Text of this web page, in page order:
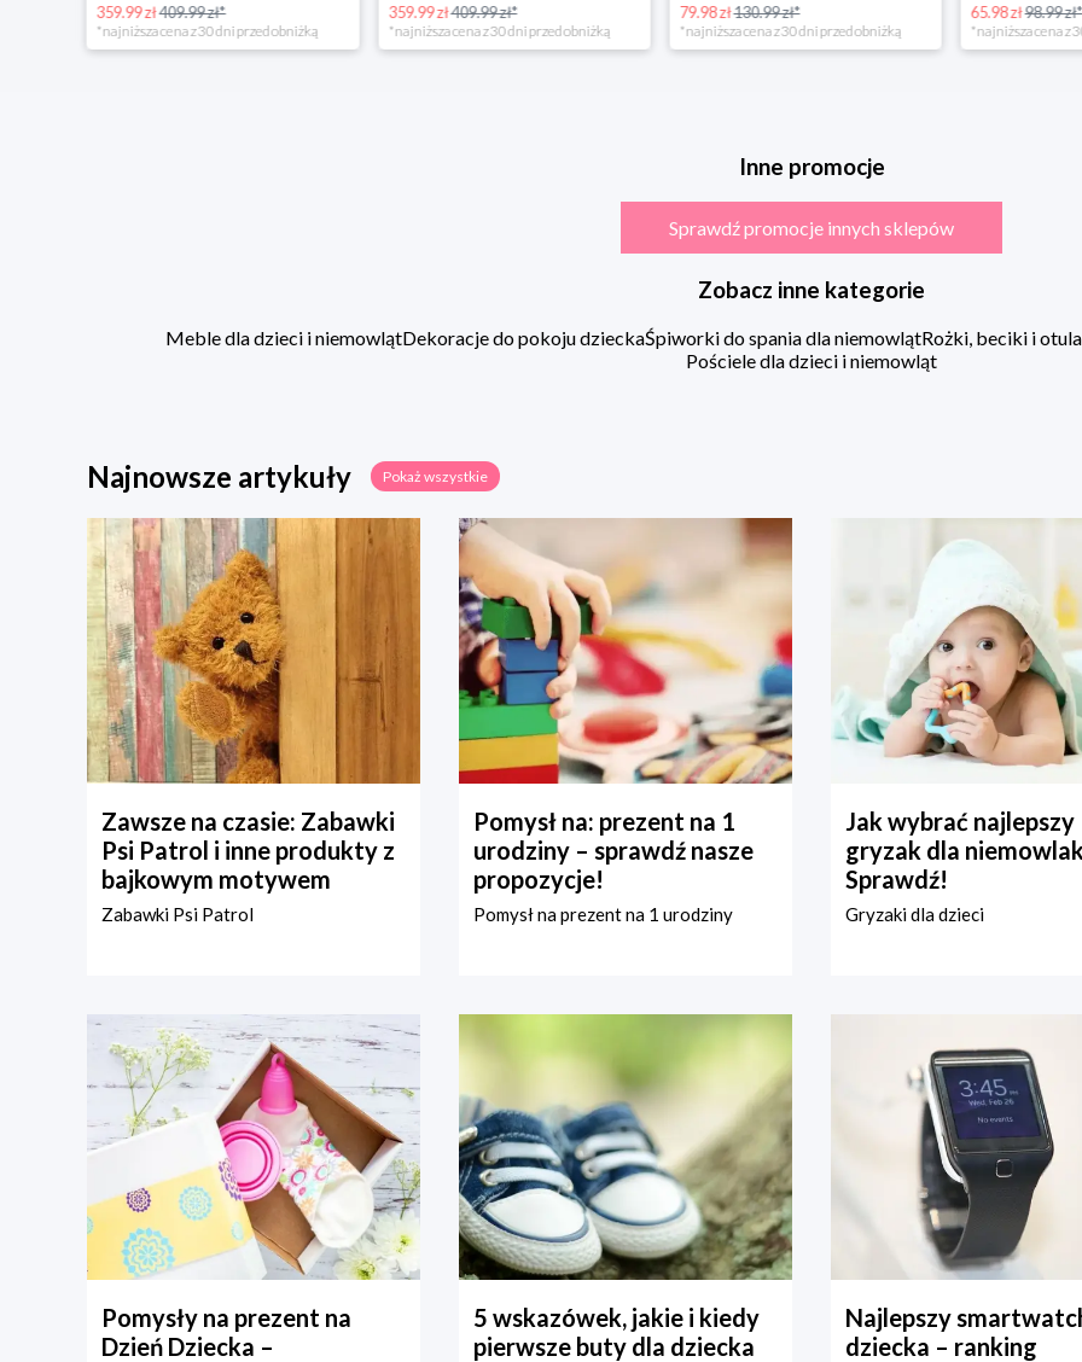
359.99 zł409.99 zł*
*najniższa cena z 30 dni przed obniżką
359.99 zł409.99 zł*
*najniższa cena z 30 dni przed obniżką
79.98 zł130.99 zł*
*najniższa cena z 30 dni przed obniżką
65.98 zł98.99 zł*
*najniższa cena z
Inne promocje
Sprawdź promocje innych sklepów
Zobacz inne kategorie
Meble dla dzieci i niemowlątDekoracje do pokoju dzieckaŚpiworki do spania dla niemowlątRożki, beciki i
Pościele dla dzieci i niemowląt
Najnowsze artykuły Pokaż wszystkie
Zawsze na czasie: Zabawki
Psi Patrol i inne produkty z
bajkowym motywem
Zabawki Psi Patrol
Pomysł na: prezent na 1
urodziny – sprawdź nasze
propozycje!
Pomysł na prezent na 1 urodziny
Jak wybrać najlepszy
gryzak dla
Sprawdź!
Gryzaki dla dzieci
Pomysły na prezent na
Dzień Dziecka –
5 wskazówek, jakie i kiedy
pierwsze buty dla dziecka
Najlepszy
dziecka – ranking